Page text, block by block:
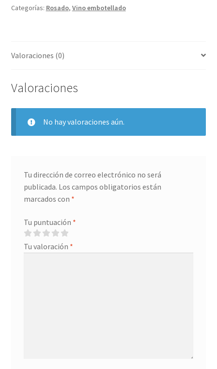
Categorías: Rosado, Vino embotellado
Valoraciones (0)
Valoraciones
No hay valoraciones aún.
Tu dirección de correo electrónico no será
publicada. Los campos obligatorios están
marcados con *
Tu puntuación *
Tu valoración *